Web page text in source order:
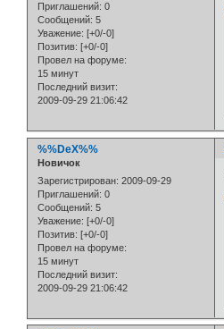
Приглашений: 0
Сообщений: 5
Уважение: [+0/-0]
Позитив: [+0/-0]
Провел на форуме:
15 минут
Последний визит:
2009-09-29 21:06:42
%%DeX%%
Новичок
Зарегистрирован: 2009-09-29
Приглашений: 0
Сообщений: 5
Уважение: [+0/-0]
Позитив: [+0/-0]
Провел на форуме:
15 минут
Последний визит:
2009-09-29 21:06:42